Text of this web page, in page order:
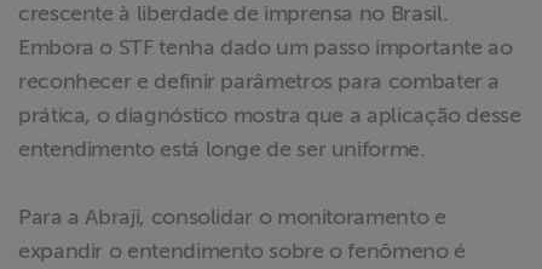
crescente à liberdade de imprensa no Brasil.
Embora o STF tenha dado um passo importante ao
reconhecer e definir parâmetros para combater a
prática, o diagnóstico mostra que a aplicação desse
entendimento está longe de ser uniforme.
Para a Abraji, consolidar o monitoramento e
expandir o entendimento sobre o fenômeno é